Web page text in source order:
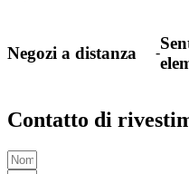
Negozi a distanza -
Contatto di